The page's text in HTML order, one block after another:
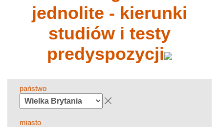
jednolite - kierunki
studiów i testy
predyspozycji
państwo
miasto